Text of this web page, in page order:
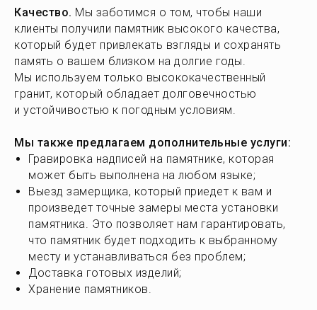
Качество. Мы заботимся о том, чтобы наши
клиенты получили памятник высокого качества,
который будет привлекать взгляды и сохранять
память о вашем близком на долгие годы.
Мы используем только высококачественный
гранит, который обладает долговечностью
и устойчивостью к погодным условиям.
Мы также предлагаем дополнительные услуги:
Гравировка надписей на памятнике, которая
может быть выполнена на любом языке;
Выезд замерщика, который приедет к вам и
произведет точные замеры места установки
памятника. Это позволяет нам гарантировать,
что памятник будет подходить к выбранному
месту и устанавливаться без проблем;
Доставка готовых изделий;
Хранение памятников.